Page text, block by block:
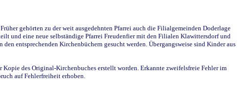
gehörten zu der weit ausgedehnten Pfarrei auch die Filialgemeinden Doderlage
und eine neue selbständige Pfarrei Freudenfier mit den Filialen Klawittersdorf und
entsprechenden Kirchenbüchern gesucht werden. Übergangsweise sind Kinder aus
des Original-Kirchenbuches erstellt worden. Erkannte zweifelsfreie Fehler im
auf Fehlerfreiheit erhoben.